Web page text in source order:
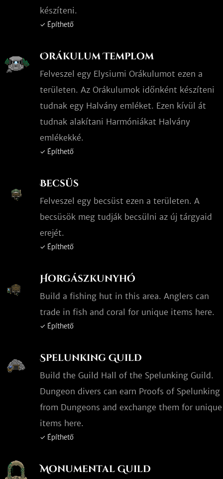
készíteni.
✓ Építhető
Orákulum Templom
Felveszel egy Elysiumi Orákulumot ezen a
területen. Az Orákulumok időnként készíteni
tudnak egy Halvány emléket. Ezen kívül át
tudnak alakítani Harmóniákat Halvány
emlékekké.
✓ Építhető
Becsüs
Felveszel egy becsüst ezen a területen. A
becsüsök meg tudják becsülni az új tárgyaid
erejét.
✓ Építhető
Horgászkunyhó
Build a fishing hut in this area. Anglers can
trade in fish and coral for unique items here.
✓ Építhető
Spelunking Guild
Build the Guild Hall of the Spelunking Guild.
Dungeon divers can earn Proofs of Spelunking
from Dungeons and exchange them for unique
items here.
✓ Építhető
Monumental Guild